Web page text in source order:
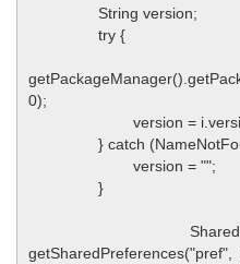
String version;
try {
0);
version =
} catch
version = "";
}